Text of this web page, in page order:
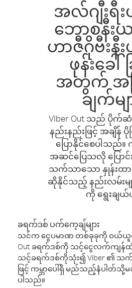
အလ်ဂျီးရီး
ဘောစနီးယ
ဟာဇီဂိုဗီးနီ
ဖုန်းခေါ်
အတွက် အ
ချက်မျ
Viber Out သည် ပို
နည်းနည်းဖြင့် အချိန် ပို
ပြောနိုင်စေပါသည်
အဆင်ပြေသလို ပြောင်
သက်သာသော နှုန်းထားဖ
ဆိုနိုင်သည့် နည်းလမ်းမ
ကို ရွေးချယ်
ခရက်ဒစ် ပက်ကေ့ချ်များ
သင်က ငွေပမာဏ တစ်ခုခုကို ဝယ်ယူ
Out ခရက်ဒစ်ကို သင့်ငွေလက်ကျန်
သင့်ခရက်ဒစ်ကိုသုံး၍ Viber ၏ သက်သ
ဖြင့် ကမ္ဘာပေါ်ရှိ မည်သည့်နံပါတ်သို့မ
ပါသည်။